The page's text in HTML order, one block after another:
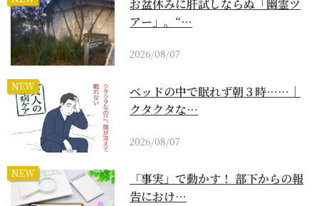
お盆休みに肝試しならぬ「幽霊ツ
アー」。“…
2026/08/07
NEW
ベッドの中で眠れず朝３時……｜
クタクタな…
2026/08/07
NEW
「事実」で動かす！ 部下からの報
告におけ…